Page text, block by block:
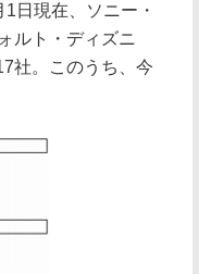
日現在、ソニー・
ルト・ディズニ
社。このうち、今